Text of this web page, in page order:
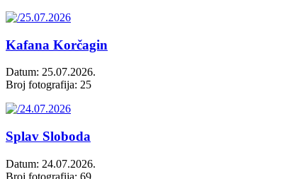
Kafana Korčagin
Datum: 25.07.2026.
Broj fotografija: 25
Splav Sloboda
Datum: 24.07.2026.
Broj fotografija: 69